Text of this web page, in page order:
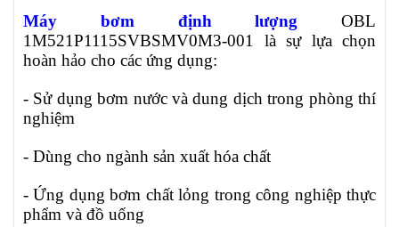
Máy bơm định lượng OBL
1M521P1115SVBSMV0M3-001 là sự lựa chọn
hoàn hảo cho các ứng dụng:
- Sử dụng bơm nước và dung dịch trong phòng thí
nghiệm
- Dùng cho ngành sản xuất hóa chất
- Ứng dụng bơm chất lỏng trong công nghiệp thực
phẩm và đồ uống